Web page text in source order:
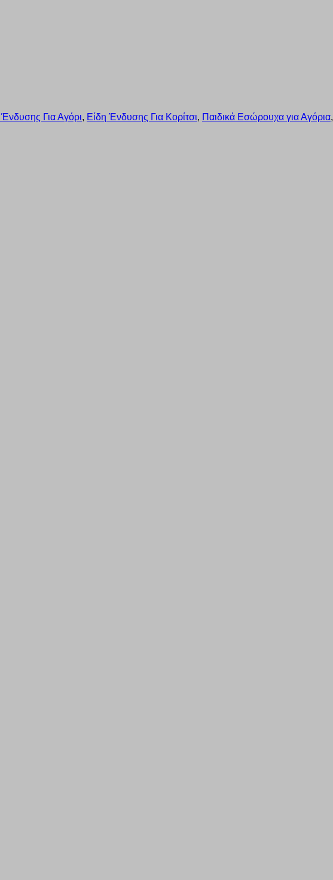
Ένδυσης Για Αγόρι, Είδη Ένδυσης Για Κορίτσι, Παιδικά Εσώρουχα για Αγόρια,